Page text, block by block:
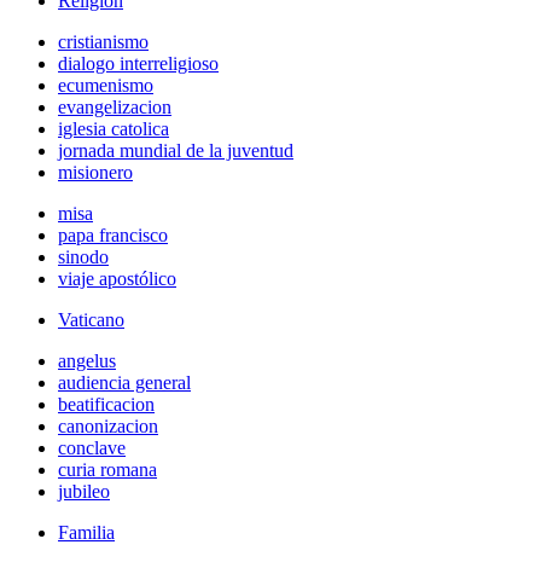
cristianismo
dialogo interreligioso
ecumenismo
evangelizacion
iglesia catolica
jornada mundial de la juventud
misionero
misa
papa francisco
sinodo
viaje apostólico
Vaticano
angelus
audiencia general
beatificacion
canonizacion
conclave
curia romana
jubileo
Familia